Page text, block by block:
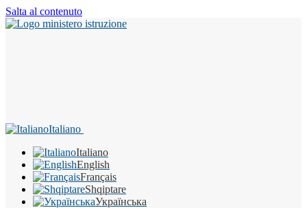
Salta al contenuto
Italiano
Italiano
English
Français
Shqiptare
Українська